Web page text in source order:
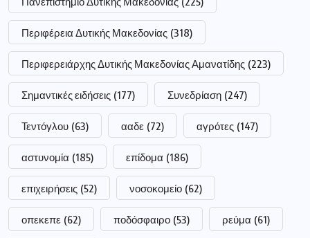
Περιφέρεια Δυτικής Μακεδονίας (318)
Περιφερειάρχης Δυτικής Μακεδονίας Αμανατίδης (223)
Σημαντικές ειδήσεις (177) Συνεδρίαση (247)
Τεντόγλου (63) ααδε (72) αγρότες (147)
αστυνομία (185) επίδομα (186)
επιχειρήσεις (52) νοσοκομείο (62)
οπεκεπε (62) ποδόσφαιρο (53) ρεύμα (61)